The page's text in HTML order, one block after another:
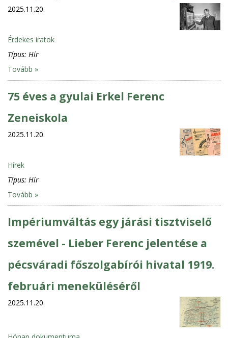
2025.11.20.
Érdekes iratok
Típus: Hír
Tovább »
75 éves a gyulai Erkel Ferenc
Zeneiskola
2025.11.20.
Hírek
Típus: Hír
Tovább »
Impériumváltás egy járási tisztviselő
szemével - Lieber Ferenc jelentése a
pécsváradi főszolgabírói hivatal 1919.
februári meneküléséről
2025.11.20.